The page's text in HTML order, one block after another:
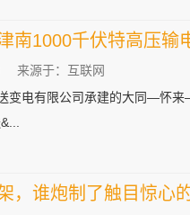
1000千伏特高压输
来源于：互联网
变电有限公司承建的大同—怀
，谁炮制了触目惊心